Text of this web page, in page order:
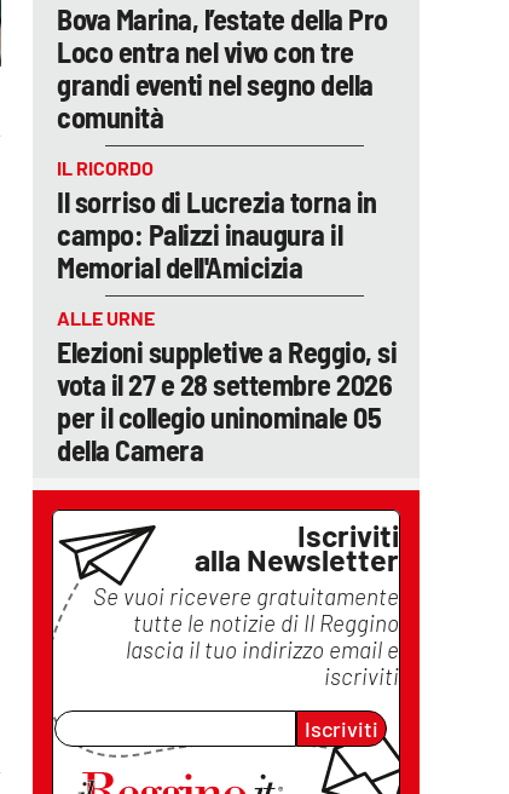
Bova Marina, l’estate della Pro
Loco entra nel vivo con tre
grandi eventi nel segno della
comunità
IL RICORDO
Il sorriso di Lucrezia torna in
campo: Palizzi inaugura il
Memorial dell'Amicizia
ALLE URNE
Elezioni suppletive a Reggio, si
vota il 27 e 28 settembre 2026
per il collegio uninominale 05
della Camera
Iscriviti
alla Newsletter
Se vuoi ricevere gratuitamente
tutte le notizie di Il Reggino
lascia il tuo indirizzo email e
iscriviti
Iscriviti